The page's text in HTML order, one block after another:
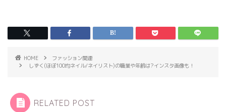
HOME
ファッション関連
しずく(ほぼ100均ネイル/ネイリスト)の職業や年齢は?インスタ画像も！
RELATED POST